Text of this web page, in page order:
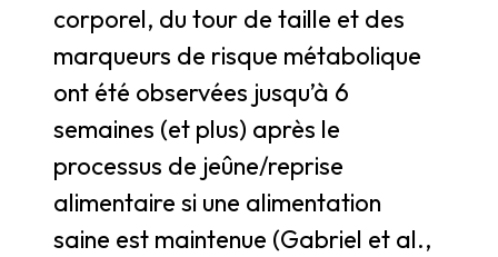
corporel, du tour de taille et des
marqueurs de risque métabolique
ont été observées jusqu’à 6
semaines (et plus) après le
processus de jeûne/reprise
alimentaire si une alimentation
saine est maintenue (Gabriel et al.,